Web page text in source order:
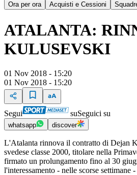
Ora per ora Acquisti e Cessioni
ATALANTA:
KULUSEVSKI
01 Nov 2018 - 15:20
01 Nov 2018 - 15:20
Segui suSeguici su
whatsapp discover
L'Atalanta rinnova il contratto di Dejan
svedese classe 2000, titolare nella
firmato un prolungamento fino al 30
l'interessamento - nelle scorse